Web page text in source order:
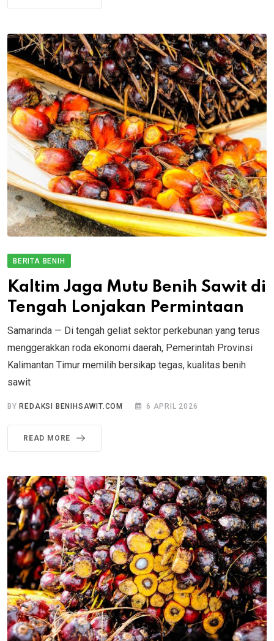
BERITA BENIH
Kaltim Jaga Mutu Benih Sawit di
Tengah Lonjakan Permintaan
Samarinda — Di tengah geliat sektor perkebunan yang terus
menggerakkan roda ekonomi daerah, Pemerintah Provinsi
Kalimantan Timur memilih bersikap tegas, kualitas benih
sawit
BY REDAKSI BENIHSAWIT.COM 6 APRIL 2026
READ MORE